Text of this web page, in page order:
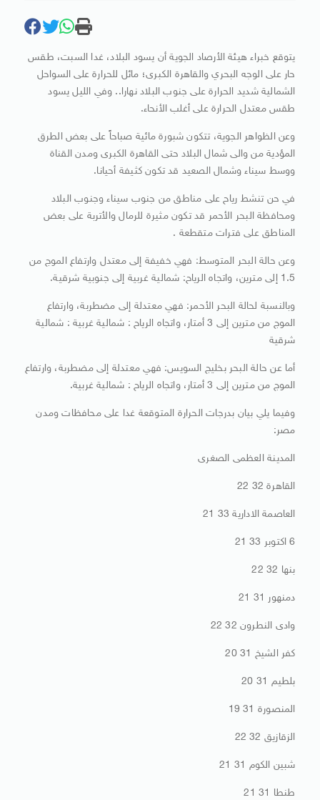
يتوقع خبراء هيئة الأرصاد الجوية أن يسود البلاد، غدا السبت، طقس
حار على الوجه البحري والقاهرة الكبرى؛ مائل للحرارة على السواحل
الشمالية شديد الحرارة على جنوب البلاد نهارا.. وفي الليل يسود
طقس معتدل الحرارة على أغلب الأنحاء.
وعن الظواهر الجوية، تتكون شبورة مائية صباحاً على بعض الطرق
المؤدية من والى شمال البلاد حتى القاهرة الكبرى ومدن القناة
ووسط سيناء وشمال الصعيد قد تكون كثيفة أحيانا.
في حن تنشط رياح على مناطق من جنوب سيناء وجنوب البلاد
ومحافظة البحر الأحمر قد تكون مثيرة للرمال والأتربة على بعض
المناطق على فترات متقطعة .
وعن حالة البحر المتوسط: فهي خفيفة إلى معتدل وارتفاع الموج من
1.5 إلى مترين، واتجاه الرياح: شمالية غربية إلى جنوبية شرقية.
وبالنسبة لحالة البحر الأحمر: فهي معتدلة إلى مضطربة، وارتفاع
الموج من مترين إلى 3 أمتار، واتجاه الرياح : شمالية غربية : شمالية
شرقية
أما عن حالة البحر بخليج السويس: فهي معتدلة إلى مضطربة، وارتفاع
الموج من مترين إلى 3 أمتار، واتجاه الرياح : شمالية غربية.
وفيما يلي بيان بدرجات الحرارة المتوقعة غدا على محافظات ومدن
مصر:
المدينة العظمى الصغرى
القاهرة 32 22
العاصمة الادارية 33 21
6 اكتوبر 33 21
بنها 32 22
دمنهور 31 21
وادى النطرون 32 22
كفر الشيخ 31 20
بلطيم 31 20
المنصورة 31 19
الزقازيق 32 22
شبين الكوم 31 21
طنطا 31 21